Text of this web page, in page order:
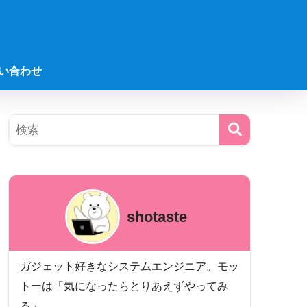
合わせ
shotaste
ガジェット好きなシステムエンジニア。モッ
トーは「気になったらとりあえずやってみ